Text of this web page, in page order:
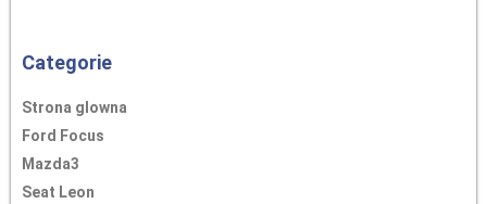
Categorie
Strona glowna
Ford Focus
Mazda3
Seat Leon